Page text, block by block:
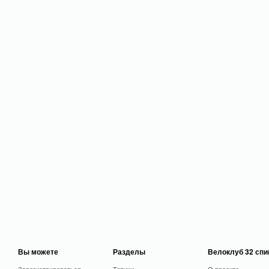
Вы можете Разделы Велоклуб 32